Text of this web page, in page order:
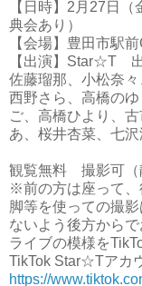
【日時】2月27日
典会あり）
【会場】豊田市駅
【出演】Star☆T
佐藤瑠那、小松奈々
西野さら、高橋の
ご、高橋ひより、
あ、桜井杏菜、七
観覧無料 撮影可（
※前の方は座って、
脚等を使っての撮
ないよう後方からで
ライブの模様を
TikTok Star☆Tア
https://